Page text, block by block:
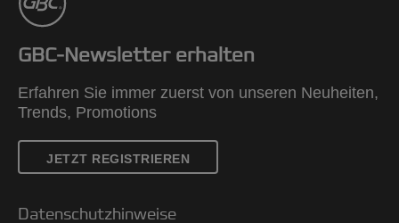
GBC-Newsletter erhalten
Erfahren Sie immer zuerst von unseren Neuheiten,
Trends, Promotions
JETZT REGISTRIEREN
Datenschutzhinweise